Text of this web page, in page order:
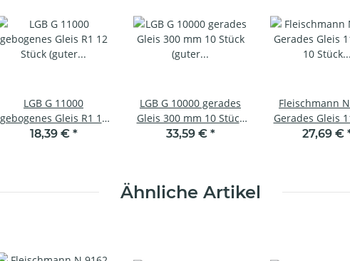
LGB G 11000
gebogenes Gleis R1 12
Stück (guter Zustand,
18,39 € *
LGB G 10000 gerades
Gleis 300 mm 10 Stück
(guter Zustand,
33,59 € *
Fleischmann
Gerades Gleis
10 Stück27,69 €
Ähnliche Artikel